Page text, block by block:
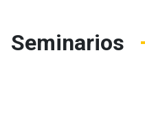
Seminarios